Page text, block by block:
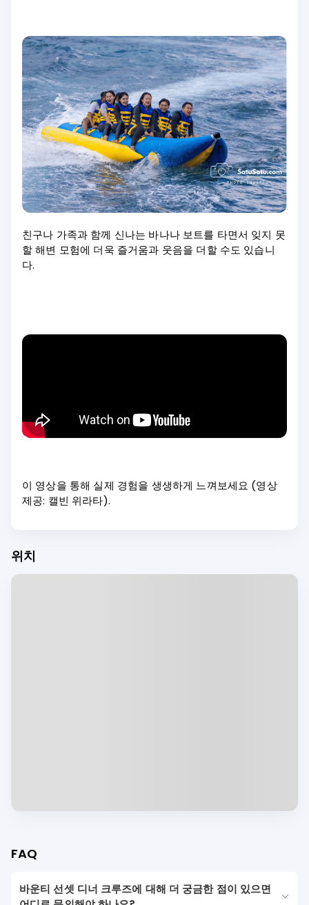
친구나 가족과 함께 신나는 바나나 보트를 타면서 잊지 못
할 해변 모험에 더욱 즐거움과 웃음을 더할 수도 있습니
다.
이 영상을 통해 실제 경험을 생생하게 느껴보세요 (영상
제공: 캘빈 위라타).
위치
FAQ
바운티 선셋 디너 크루즈에 대해 더 궁금한 점이 있으면